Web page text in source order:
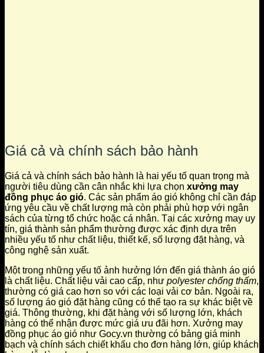
Giá cả và chính sách bảo hành
Giá cả và chính sách bảo hành là hai yếu tố quan trọng mà
người tiêu dùng cần cân nhắc khi lựa chọn xưởng may
đồng phục áo gió. Các sản phẩm áo gió không chỉ cần đáp
ứng yêu cầu về chất lượng mà còn phải phù hợp với ngân
sách của từng tổ chức hoặc cá nhân. Tại các xưởng may uy
tín, giá thành sản phẩm thường được xác định dựa trên
nhiều yếu tố như chất liệu, thiết kế, số lượng đặt hàng, và
công nghệ sản xuất.
Một trong những yếu tố ảnh hưởng lớn đến giá thành áo gió
là chất liệu. Chất liệu vải cao cấp, như polyester chống thấm,
thường có giá cao hơn so với các loại vải cơ bản. Ngoài ra,
số lượng áo gió đặt hàng cũng có thể tạo ra sự khác biệt về
giá. Thông thường, khi đặt hàng với số lượng lớn, khách
hàng có thể nhận được mức giá ưu đãi hơn. Xưởng may
đồng phục áo gió như Gocy.vn thường có bảng giá minh
bạch và chính sách chiết khấu cho đơn hàng lớn, giúp khách